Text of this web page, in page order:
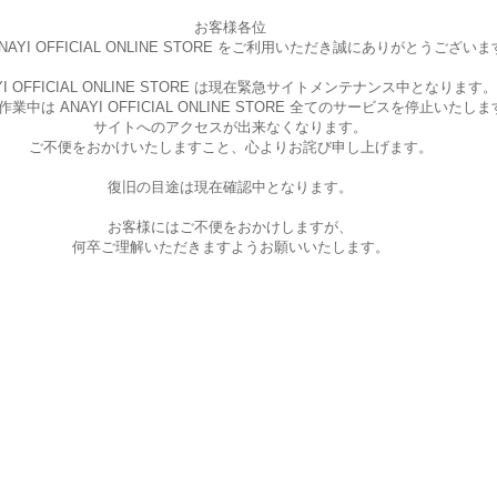
お客様各位
OFFICIAL ONLINE STORE をご利用いただき誠にありがとうございま
OFFICIAL ONLINE STORE は現在緊急サイトメンテナンス中となります。
業中は ANAYI OFFICIAL ONLINE STORE 全てのサービスを停止いたしま
サイトへのアクセスが出来なくなります。
ご不便をおかけいたしますこと、 心よりお詫び申し上げます。
復旧の目途は現在確認中となります。
お客様にはご不便をおかけしますが、
何卒ご理解いただきますようお願いいたします。